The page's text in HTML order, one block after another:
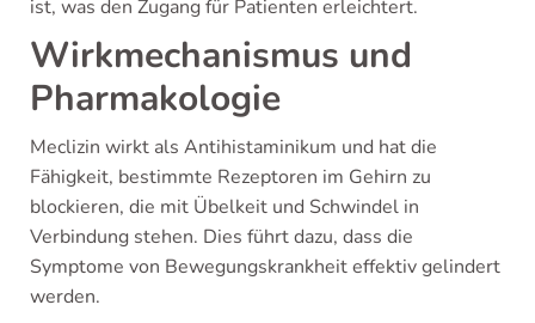
ist, was den Zugang für Patienten erleichtert.
Wirkmechanismus und
Pharmakologie
Meclizin wirkt als Antihistaminikum und hat die
Fähigkeit, bestimmte Rezeptoren im Gehirn zu
blockieren, die mit Übelkeit und Schwindel in
Verbindung stehen. Dies führt dazu, dass die
Symptome von Bewegungskrankheit effektiv gelindert
werden.